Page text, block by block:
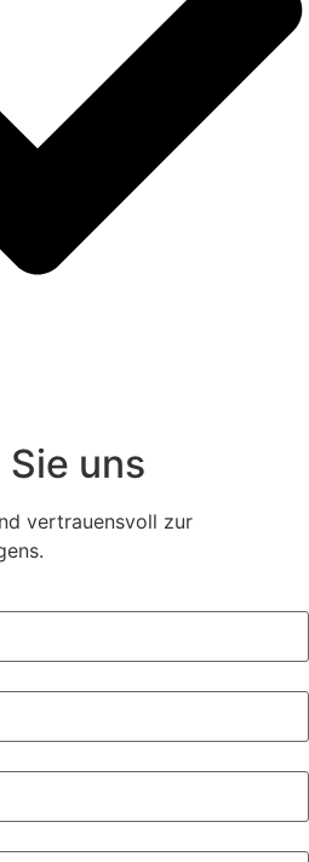
uns
vertrauensvoll zur